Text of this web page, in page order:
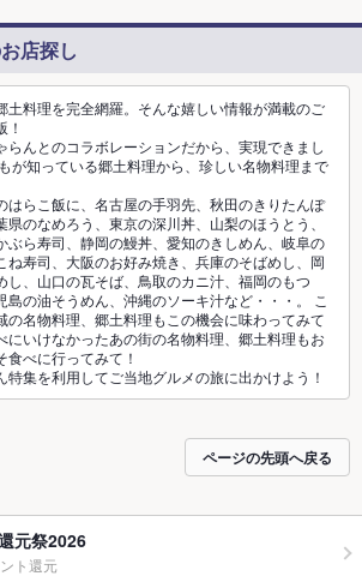
店探し
土料理を完全網羅。そんな嬉しい情報が満載のご
らんとのコラボレーションだから、実現できまし
が知っている郷土料理から、珍しい名物料理まで
はらこ飯に、名古屋の手羽先、秋田のきりたんぽ
のなめろう、東京の深川丼、山梨のほうとう、
ぶら寿司、静岡の鰻丼、愛知のきしめん、岐阜の
ね寿司、大阪のお好み焼き、兵庫のそばめし、岡
し、山口の瓦そば、鳥取のカニ汁、福岡のもつ
島の油そうめん、沖縄のソーキ汁など・・・。 こ
の名物料理、郷土料理もこの機会に味わってみて
にいけなかったあの街の名物料理、郷土料理もお
べに行ってみて！
特集を利用してご当地グルメの旅に出かけよう！
ページの先頭へ戻る
元祭2026
ト還元